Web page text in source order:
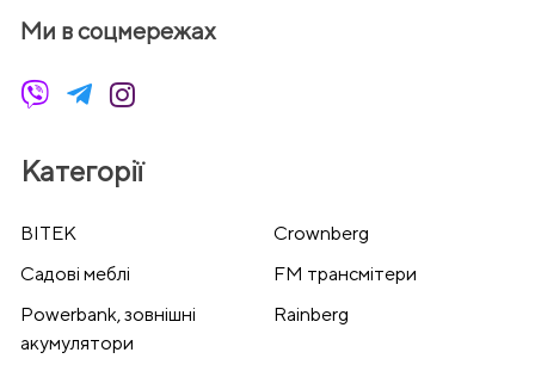
Ми в соцмережах
Категорії
BITEK
Crownberg
Cадові меблі
FM трансмітери
Powerbank, зовнішні
акумулятори
Rainberg